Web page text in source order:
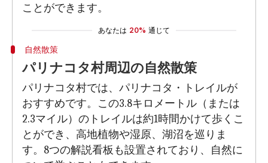
ことができます。
あなたは 20% 通じて
自然散策
パリナコタ村周辺の自然散策
パリナコタ村では、パリナコタ・トレイルが
おすすめです。この3.8キロメートル（または
2.3マイル）のトレイルは約1時間かけて歩くこ
とができ、高地植物や湿原、湖沼を巡りま
す。8つの解説看板も設置されており、自然に